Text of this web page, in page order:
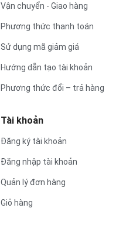
Vận chuyển - Giao hàng
Phương thức thanh toán
Sử dụng mã giảm giá
Hướng dẫn tạo tài khoản
Phương thức đổi – trả hàng
Tài khoản
Đăng ký tài khoản
Đăng nhập tài khoản
Quản lý đơn hàng
Giỏ hàng